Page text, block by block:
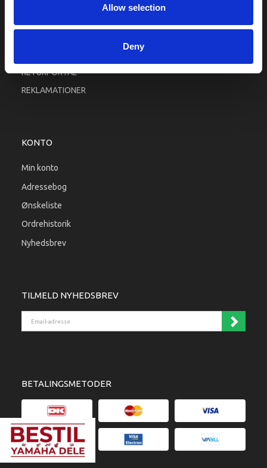
Allow selection
Deny
RETURPORTAL
REKLAMATIONER
KONTO
Min konto
Adressebog
Ønskeliste
Ordrehistorik
Nyhedsbrev
TILMELD NYHEDSBREV
BETALINGSMETODER